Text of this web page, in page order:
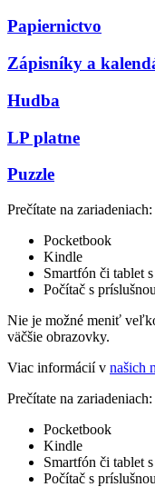
Papiernictvo
Zápisníky a
Hudba
LP platne
Puzzle
Prečítate na zariadeniach:
Pocketbook
Kindle
Smartfón či tablet
Počítač s
Nie je možné meniť
väčšie obrazovky.
Viac informácií v našich
Prečítate na zariadeniach:
Pocketbook
Kindle
Smartfón či tablet
Počítač s